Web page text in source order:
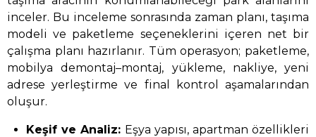
inceler. Bu inceleme sonrasında zaman planı, taşıma
modeli ve paketleme seçeneklerini içeren net bir
çalışma planı hazırlanır. Tüm operasyon; paketleme,
mobilya demontaj–montaj, yükleme, nakliye, yeni
adrese yerleştirme ve final kontrol aşamalarından
oluşur.
Keşif ve Analiz: Eşya yapısı, apartman özellikleri